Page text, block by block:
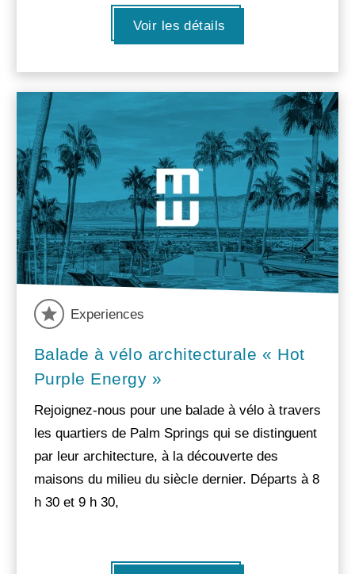
Voir les détails
Experiences
Balade à vélo architecturale « Hot
Purple Energy »
Rejoignez-nous pour une balade à vélo à travers
les quartiers de Palm Springs qui se distinguent
par leur architecture, à la découverte des
maisons du milieu du siècle dernier. Départs à 8
h 30 et 9 h 30,